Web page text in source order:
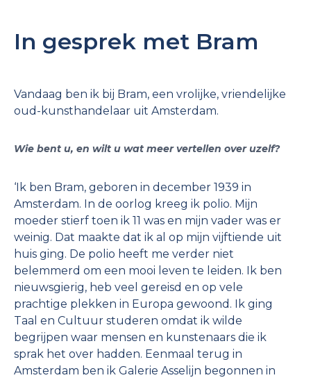
In gesprek met Bram
Vandaag ben ik bij Bram, een vrolijke, vriendelijke
oud-kunsthandelaar uit Amsterdam.
Wie bent u, en wilt u wat meer vertellen over uzelf?
‘Ik ben Bram, geboren in december 1939 in
Amsterdam. In de oorlog kreeg ik polio. Mijn
moeder stierf toen ik 11 was en mijn vader was er
weinig. Dat maakte dat ik al op mijn vijftiende uit
huis ging. De polio heeft me verder niet
belemmerd om een mooi leven te leiden. Ik ben
nieuwsgierig, heb veel gereisd en op vele
prachtige plekken in Europa gewoond. Ik ging
Taal en Cultuur studeren omdat ik wilde
begrijpen waar mensen en kunstenaars die ik
sprak het over hadden. Eenmaal terug in
Amsterdam ben ik Galerie Asselijn begonnen in